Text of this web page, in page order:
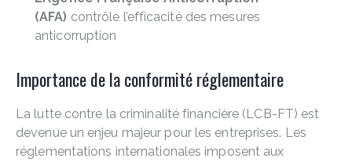
(AFA) contrôle l’efficacité des mesures
anticorruption
Importance de la conformité réglementaire
La lutte contre la criminalité financière (LCB-FT) est
devenue un enjeu majeur pour les entreprises. Les
réglementations internationales imposent aux